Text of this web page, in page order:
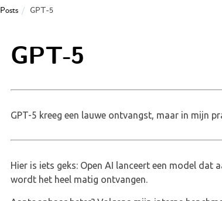
Posts GPT-5
GPT-5
GPT-5 kreeg een lauwe ontvangst, maar in mijn
Hier is iets geks: Open AI lanceert een model
wordt het heel matig ontvangen.